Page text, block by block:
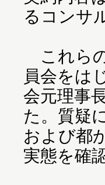
るコンサ
これら
員会をは
会元理事
た。質疑
および都
実態を確